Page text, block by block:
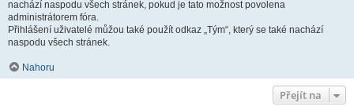
nachází naspodu všech stránek, pokud je tato možnost povolena
administrátorem fóra.
Přihlášení uživatelé můžou také použít odkaz „Tým“, který se také nachází
naspodu všech stránek.
Nahoru
Přejít na